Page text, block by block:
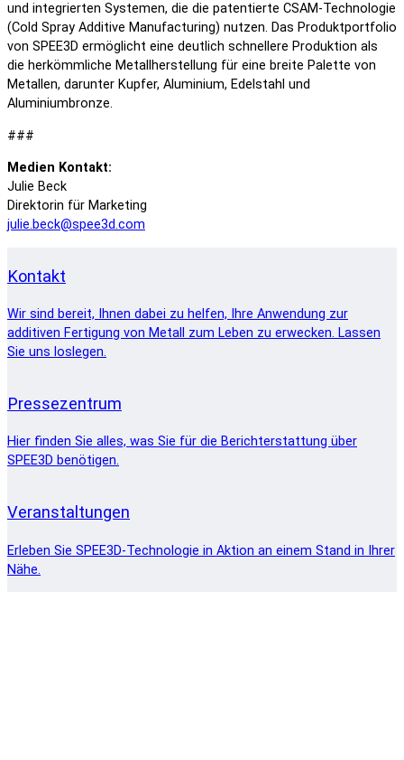
und integrierten Systemen, die die patentierte CSAM-Technologie
(Cold Spray Additive Manufacturing) nutzen. Das Produktportfolio
von SPEE3D ermöglicht eine deutlich schnellere Produktion als
die herkömmliche Metallherstellung für eine breite Palette von
Metallen, darunter Kupfer, Aluminium, Edelstahl und
Aluminiumbronze.
###
Medien Kontakt:
Julie Beck
Direktorin für Marketing
julie.beck@spee3d.com
Kontakt
Wir sind bereit, Ihnen dabei zu helfen, Ihre Anwendung zur
additiven Fertigung von Metall zum Leben zu erwecken. Lassen
Sie uns loslegen.
Pressezentrum
Hier finden Sie alles, was Sie für die Berichterstattung über
SPEE3D benötigen.
Veranstaltungen
Erleben Sie SPEE3D-Technologie in Aktion an einem Stand in Ihrer
Nähe.